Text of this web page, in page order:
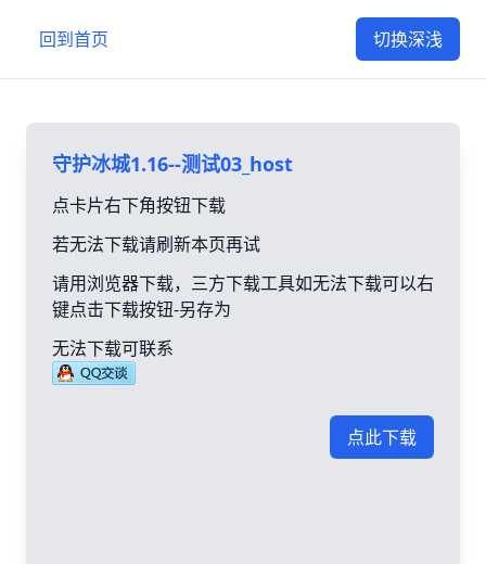
回到首页 切换深浅
守护冰城1.16--测试03_host
点卡片右下角按钮下载
若无法下载请刷新本页再试
请用浏览器下载，三方下载工具如无法下载可以右
键点击下载按钮-另存为
无法下载可联系
点此下载